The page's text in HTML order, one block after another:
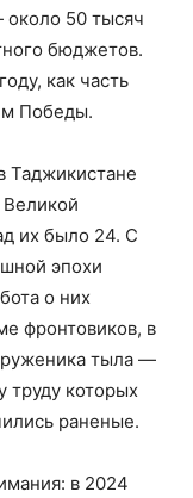
около 50 тысяч
бюджетов.
как часть
Победы.
Таджикистане
Великой
их было 24. С
эпохи
о них
фронтовиков, в
тыла —
труду которых
раненые.
в 2024